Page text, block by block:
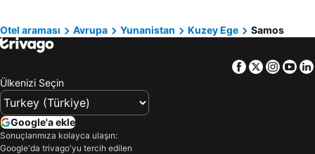
Girne Otelleri
Mısır Otelleri
Maldivler Otelleri
Chalkidiki Otelleri
Otel araması Avrupa Yunanistan Kuzey Ege Samos
Facebook
Twitter
Ülkenizi Seçin
Google'a ekle
Sonuçlarımıza kolayca ulaşın:
Google'da trivago'yu tercih edilen